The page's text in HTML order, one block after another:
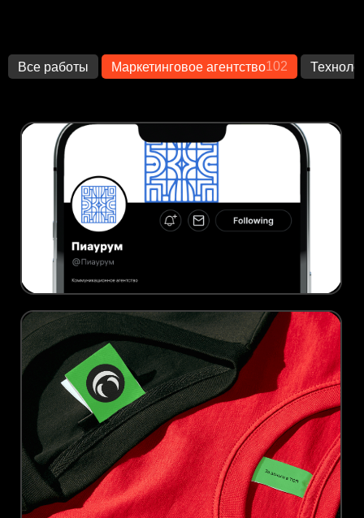
Все работы Маркетинговое агентство102